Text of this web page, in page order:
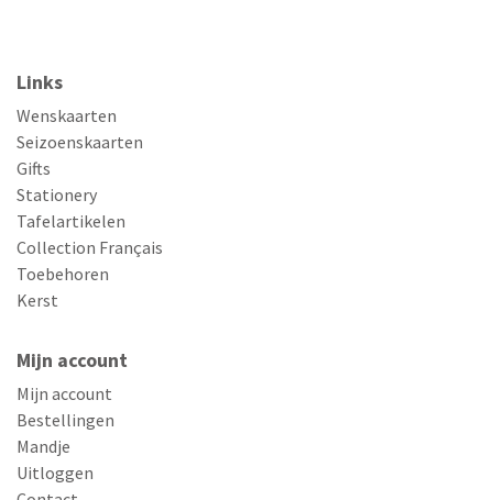
Links
Wenskaarten
Seizoenskaarten
Gifts
Stationery
Tafelartikelen
Collection Français
Toebehoren
Kerst
Mijn account
Mijn account
Bestellingen
Mandje
Uitloggen